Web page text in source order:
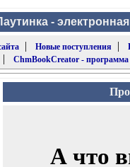
-
| Новые поступления |
| ChmBookCreator -
А что